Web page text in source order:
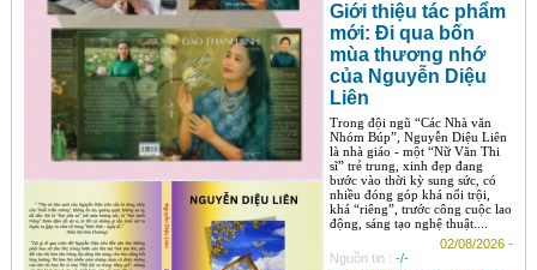
Giới thiệu tác phẩm
mới: Đi qua bốn
mùa thương nhớ
của Nguyễn Diệu
Liên
Trong đội ngũ “Các Nhà văn
Nhóm Búp”, Nguyễn Diệu Liên
là nhà giáo - một “Nữ Văn Thi
sĩ” trẻ trung, xinh đẹp đang
bước vào thời kỳ sung sức, có
nhiều đóng góp khá nổi trội,
khá “riêng”, trước công cuộc lao
động, sáng tạo nghệ thuật....
02/08/2026 -
Nguồn tin : -/-